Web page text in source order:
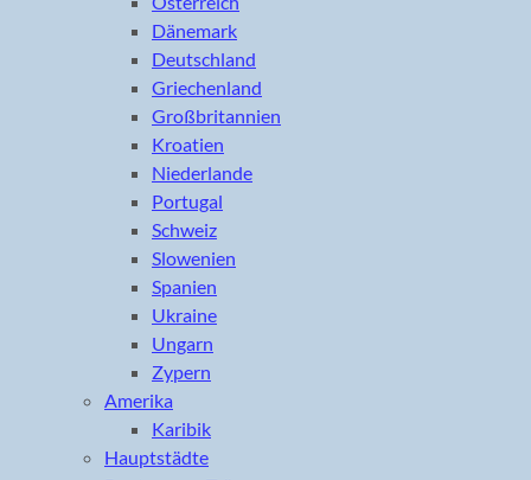
Dänemark
Deutschland
Griechenland
Großbritannien
Kroatien
Niederlande
Portugal
Schweiz
Slowenien
Spanien
Ukraine
Ungarn
Zypern
Amerika
Karibik
Hauptstädte